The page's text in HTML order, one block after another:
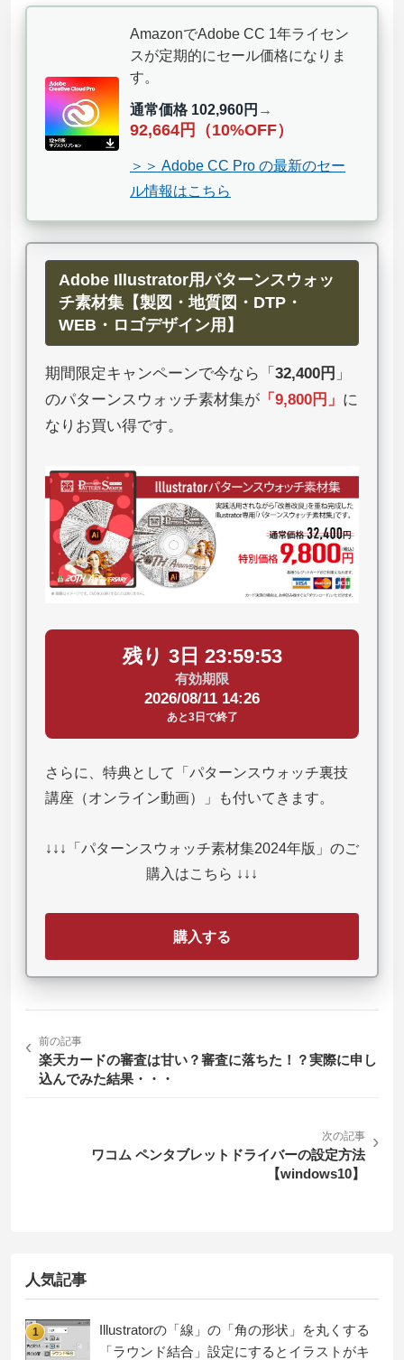
AmazonでAdobe CC 1年ライセン
スが定期的にセール価格になりま
す。
通常価格 102,960円 →
92,664円（10%OFF）
＞＞ Adobe CC Pro の最新のセー
ル情報はこちら
Adobe Illustrator用パターンスウォッ
チ素材集【製図・地質図・DTP・
WEB・ロゴデザイン用】
期間限定キャンペーンで今なら「 32,400円 」
のパターンスウォッチ素材集が 「 9,800円 」 に
なりお買い得です。
残り 3日 23:59:52
有効期限
2026/08/11 14:26
あと3日で終了
さらに、特典として「パターンスウォッチ裏技
講座（オンライン動画）」も付いてきます。
↓↓↓「パターンスウォッチ素材集2024年版」のご
購入はこちら ↓↓↓
購入する
‹ 前の記事
楽天カードの審査は甘い？審査に落ちた！？実際に申し
込んでみた結果・・・
次の記事
ワコム ペンタブレットドライバーの設定方法
【windows10】
›
人気記事
1
Illustratorの「線」の「角の形状」を丸くする
「ラウンド結合」設定にするとイラストがキ